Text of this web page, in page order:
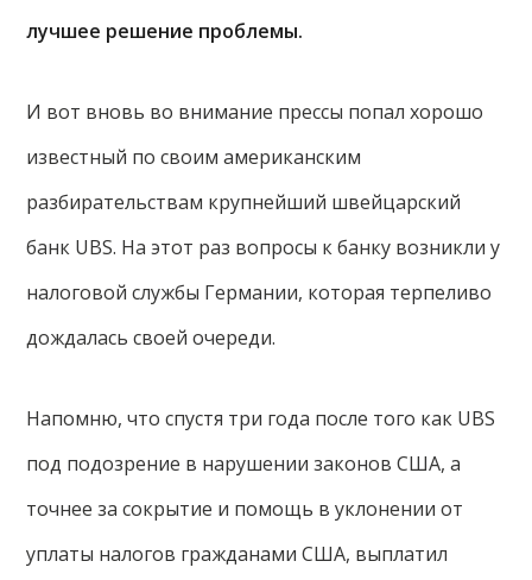
лучшее решение проблемы.
И вот вновь во внимание прессы попал хорошо
известный по своим американским
разбирательствам крупнейший швейцарский
банк UBS. На этот раз вопросы к банку возникли у
налоговой службы Германии, которая терпеливо
дождалась своей очереди.
Напомню, что спустя три года после того как UBS
под подозрение в нарушении законов США, а
точнее за сокрытие и помощь в уклонении от
уплаты налогов гражданами США, выплатил